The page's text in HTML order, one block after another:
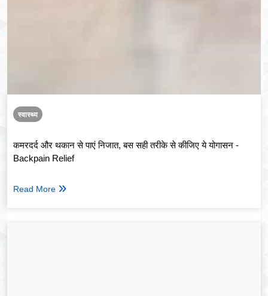
स्वास्थ्य
कमरदर्द और थकान से पाएं निजात, बस सही तरीके से कीजिए ये योगासन -
Backpain Relief
Read More